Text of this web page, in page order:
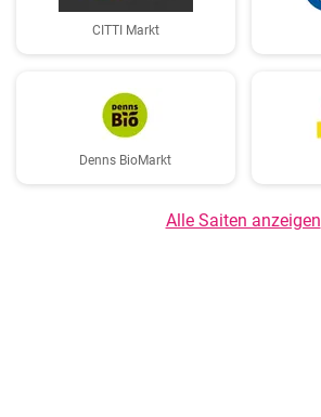
CITTI Markt
Denns BioMarkt
Alle Saiten anzeigen